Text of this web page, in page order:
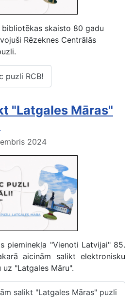
skaisto 80 gadu
Rēzeknes Centrālās
puzli RCB!
"Latgales Māras"
2024
pieminekļa "Vienoti Latvijai" 85.
aicinām salikt elektronisku
"Latgales Māru".
salikt "Latgales Māras" puzli